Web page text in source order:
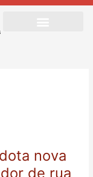
nova
de rua